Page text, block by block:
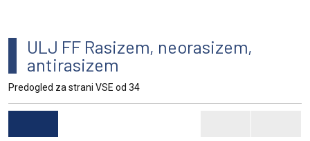
ULJ FF Rasizem, neorasizem,
antirasizem
Predogled za strani VSE od 34